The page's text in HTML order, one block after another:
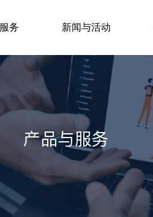
务 新闻与活动
产品与服务